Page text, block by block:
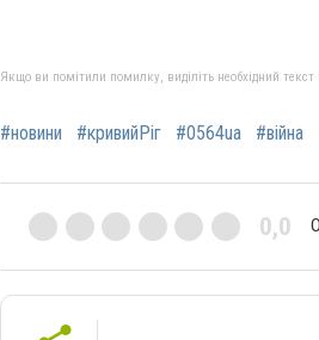
Якщо ви помітили помилку, виділіть необхідний
#новини #кривийРіг #0564ua #війна
0,0